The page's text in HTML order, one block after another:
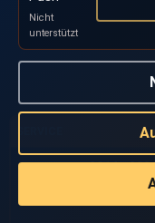
2014 -
Nicht
unterstützt